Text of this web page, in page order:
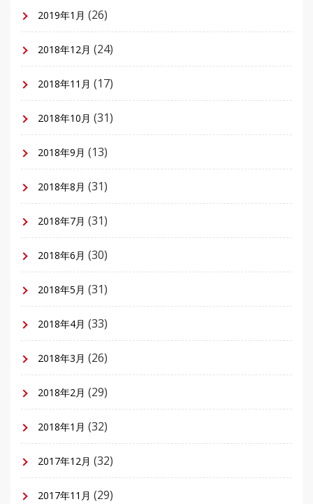
2019年1月 (26)
2018年12月 (24)
2018年11月 (17)
2018年10月 (31)
2018年9月 (13)
2018年8月 (31)
2018年7月 (31)
2018年6月 (30)
2018年5月 (31)
2018年4月 (33)
2018年3月 (26)
2018年2月 (29)
2018年1月 (32)
2017年12月 (32)
2017年11月 (29)